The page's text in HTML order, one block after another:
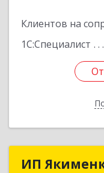
Клиентов на
1С:Специалист
ИП
ИП